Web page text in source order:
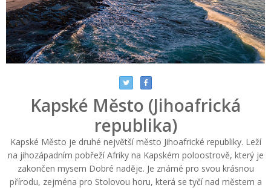
Kapské Město (Jihoafrická
republika)
Kapské Město je druhé největší město Jihoafrické republiky. Leží
na jihozápadním pobřeží Afriky na Kapském poloostrově, který je
zakončen mysem Dobré naděje. Je známé pro svou krásnou
přírodu, zejména pro Stolovou horu, která se tyčí nad městem a